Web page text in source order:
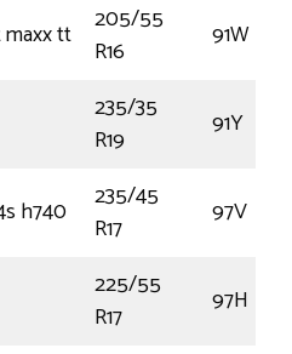
tt
205/55
R16
91W
235/35
R19
91Y
h740
235/45
R17
97V
225/55
R17
97H